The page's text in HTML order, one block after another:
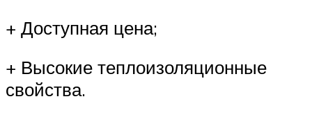
+ Доступная цена;
+ Высокие теплоизоляционные
свойства.